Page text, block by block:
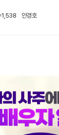
자 얼굴
1,538 안경호